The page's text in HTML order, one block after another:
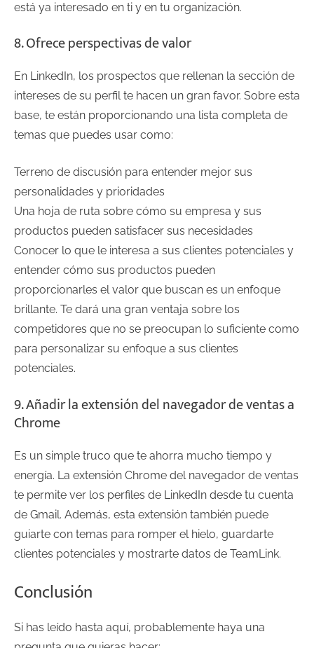
está ya interesado en ti y en tu organización.
8. Ofrece perspectivas de valor
En LinkedIn, los prospectos que rellenan la sección de
intereses de su perfil te hacen un gran favor. Sobre esta
base, te están proporcionando una lista completa de
temas que puedes usar como:
Terreno de discusión para entender mejor sus
personalidades y prioridades
Una hoja de ruta sobre cómo su empresa y sus
productos pueden satisfacer sus necesidades
Conocer lo que le interesa a sus clientes potenciales y
entender cómo sus productos pueden
proporcionarles el valor que buscan es un enfoque
brillante. Te dará una gran ventaja sobre los
competidores que no se preocupan lo suficiente como
para personalizar su enfoque a sus clientes
potenciales.
9. Añadir la extensión del navegador de ventas a
Chrome
Es un simple truco que te ahorra mucho tiempo y
energía. La extensión Chrome del navegador de ventas
te permite ver los perfiles de LinkedIn desde tu cuenta
de Gmail. Además, esta extensión también puede
guiarte con temas para romper el hielo, guardarte
clientes potenciales y mostrarte datos de TeamLink.
Conclusión
Si has leído hasta aquí, probablemente haya una